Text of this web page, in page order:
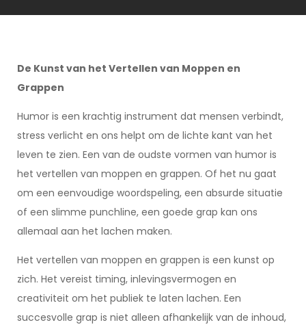
De Kunst van het Vertellen van Moppen en
Grappen
Humor is een krachtig instrument dat mensen verbindt,
stress verlicht en ons helpt om de lichte kant van het
leven te zien. Een van de oudste vormen van humor is
het vertellen van moppen en grappen. Of het nu gaat
om een eenvoudige woordspeling, een absurde situatie
of een slimme punchline, een goede grap kan ons
allemaal aan het lachen maken.
Het vertellen van moppen en grappen is een kunst op
zich. Het vereist timing, inlevingsvermogen en
creativiteit om het publiek te laten lachen. Een
succesvolle grap is niet alleen afhankelijk van de inhoud,